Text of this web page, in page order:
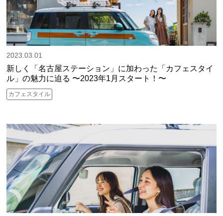
2023.03.01
新しく「名古屋ステーション」に加わった「カフェスタイ
ル」の魅力に迫る 〜2023年1月スタート！〜
カフェスタイル